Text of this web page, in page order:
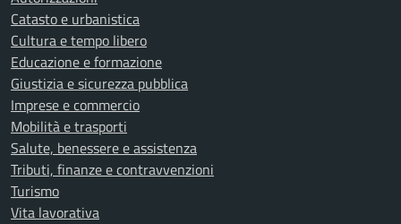
Catasto e urbanistica
Cultura e tempo libero
Educazione e formazione
Giustizia e sicurezza pubblica
Imprese e commercio
Mobilità e trasporti
Salute, benessere e assistenza
Tributi, finanze e contravvenzioni
Turismo
Vita lavorativa